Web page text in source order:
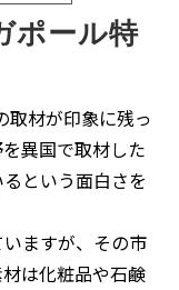
ポール特
材が印象に残っ
異国で取材した
という面白さを
ますが、その市
は化粧品や石鹸